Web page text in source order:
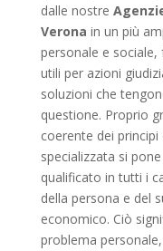
dalle nostre
Verona in un più
personale e
utili per azioni
soluzioni che
questione. Proprio
coerente dei
specializzata si
qualificato in tutti i
della persona e del
economico. Ciò
problema